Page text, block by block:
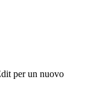
per un nuovo